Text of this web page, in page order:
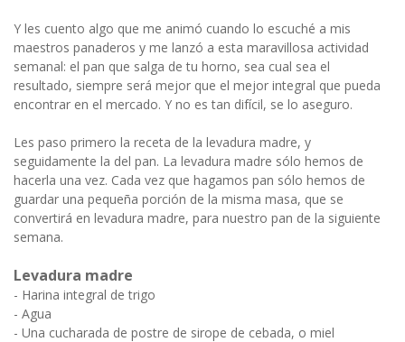
Y les cuento algo que me animó cuando lo escuché a mis
maestros panaderos y me lanzó a esta maravillosa actividad
semanal: el pan que salga de tu horno, sea cual sea el
resultado, siempre será mejor que el mejor integral que pueda
encontrar en el mercado. Y no es tan difícil, se lo aseguro.
Les paso primero la receta de la levadura madre, y
seguidamente la del pan. La levadura madre sólo hemos de
hacerla una vez. Cada vez que hagamos pan sólo hemos de
guardar una pequeña porción de la misma masa, que se
convertirá en levadura madre, para nuestro pan de la siguiente
semana.
Levadura madre
- Harina integral de trigo
- Agua
- Una cucharada de postre de sirope de cebada, o miel